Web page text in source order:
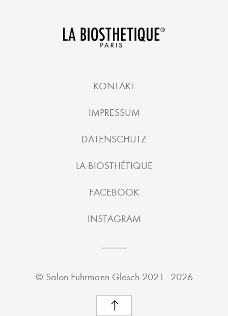
KONTAKT
IMPRESSUM
DATENSCHUTZ
LA BIOSTHÉTIQUE
FACEBOOK
INSTAGRAM
© Salon Fuhrmann Glesch 2021–2026